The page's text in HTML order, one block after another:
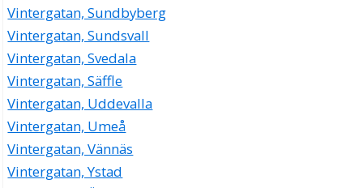
Vintergatan, Sundbyberg
Vintergatan, Sundsvall
Vintergatan, Svedala
Vintergatan, Säffle
Vintergatan, Uddevalla
Vintergatan, Umeå
Vintergatan, Vännäs
Vintergatan, Ystad